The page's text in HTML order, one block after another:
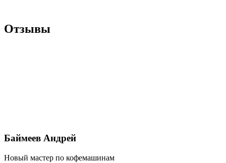
Отзывы
Баймеев Андрей
Новый мастер по кофемашинам